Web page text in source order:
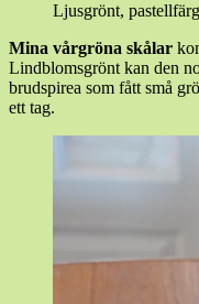
Ljusgrönt,
Mina vårgröna skålar
Lindblomsgrönt kan den
brudspirea som fått små
ett tag.